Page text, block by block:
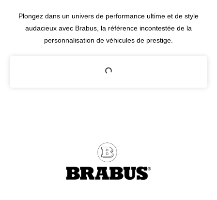
Plongez dans un univers de performance ultime et de style
audacieux avec Brabus, la référence incontestée de la
personnalisation de véhicules de prestige.